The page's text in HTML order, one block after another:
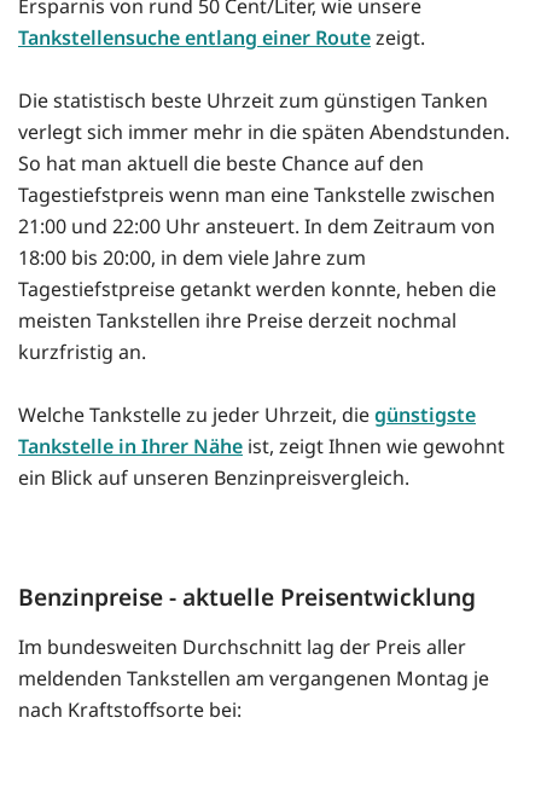
Ersparnis von rund 50 Cent/Liter, wie unsere
Tankstellensuche entlang einer Routezeigt.
Die statistisch beste Uhrzeit zum günstigen Tanken
verlegt sich immer mehr in die späten Abendstunden.
So hat man aktuell die beste Chance auf den
Tagestiefstpreis wenn man eine Tankstelle zwischen
21:00 und 22:00 Uhr ansteuert. In dem Zeitraum von
18:00 bis 20:00, in dem viele Jahre zum
Tagestiefstpreise getankt werden konnte, heben die
meisten Tankstellen ihre Preise derzeit nochmal
kurzfristig an.
Welche Tankstelle zu jeder Uhrzeit, diegünstigste
Tankstelle in Ihrer Nähe ist, zeigt Ihnen wie gewohnt
ein Blick auf unseren Benzinpreisvergleich.
Benzinpreise - aktuelle Preisentwicklung
Im bundesweiten Durchschnitt lag der Preis aller
meldenden Tankstellen am vergangenen Montag je
nach Kraftstoffsorte bei: